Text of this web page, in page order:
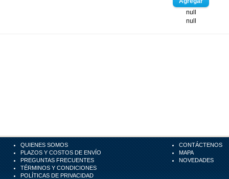
null
null
QUIENES SOMOS
PLAZOS Y COSTOS DE ENVÍO
PREGUNTAS FRECUENTES
TÉRMINOS Y CONDICIONES
POLÍTICAS DE PRIVACIDAD
CONTÁCTENOS
MAPA
NOVEDADES